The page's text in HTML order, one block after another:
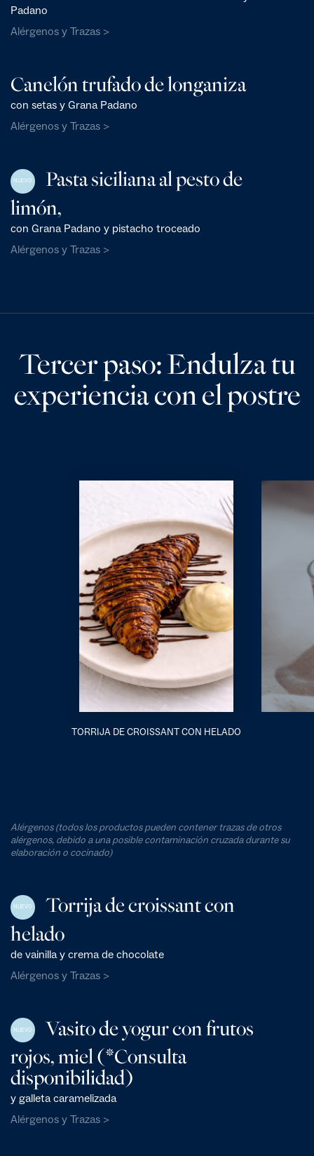
Padano
Alérgenos y Trazas >
Canelón trufado de longaniza
con setas y Grana Padano
Alérgenos y Trazas >
NUEVO
Pasta siciliana al pesto de
limón,
con Grana Padano y pistacho troceado
Alérgenos y Trazas >
Tercer paso: Endulza tu
experiencia con el postre
TORRIJA DE CROISSANT CON HELADO
Alérgenos (todos los productos pueden contener trazas de otros
alérgenos, debido a una posible contaminación cruzada durante su
elaboración o cocinado)
NUEVO
Torrija de croissant con
helado
de vainilla y crema de chocolate
Alérgenos y Trazas >
NUEVO
Vasito de yogur con frutos
rojos, miel (*Consulta
disponibilidad)
y galleta caramelizada
Alérgenos y Trazas >